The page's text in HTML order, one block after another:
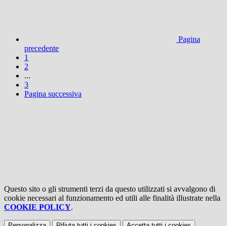
Pagina
precedente
1
2
...
3
Pagina successiva
Questo sito o gli strumenti terzi da questo utilizzati si avvalgono di
cookie necessari al funzionamento ed utili alle finalità illustrate nella
COOKIE POLICY.